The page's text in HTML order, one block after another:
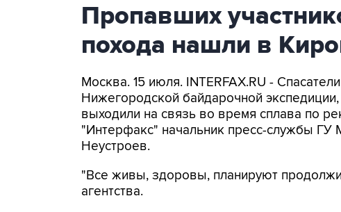
Пропавших
похода нашли в
Москва. 15 июля. INTERFAX.RU -
Нижегородской байдарочной
выходили на связь во время сплава по
"Интерфакс" начальник пресс-службы
Неустроев.
"Все живы, здоровы, планируют
агентства.